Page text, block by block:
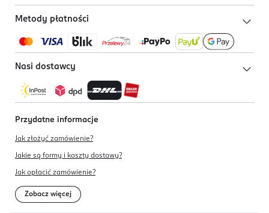
Metody płatności
Nasi dostawcy
Przydatne informacje
Jak złożyć zamówienie?
Jakie są formy i koszty dostawy?
Jak opłacić zamówienie?
Zobacz więcej